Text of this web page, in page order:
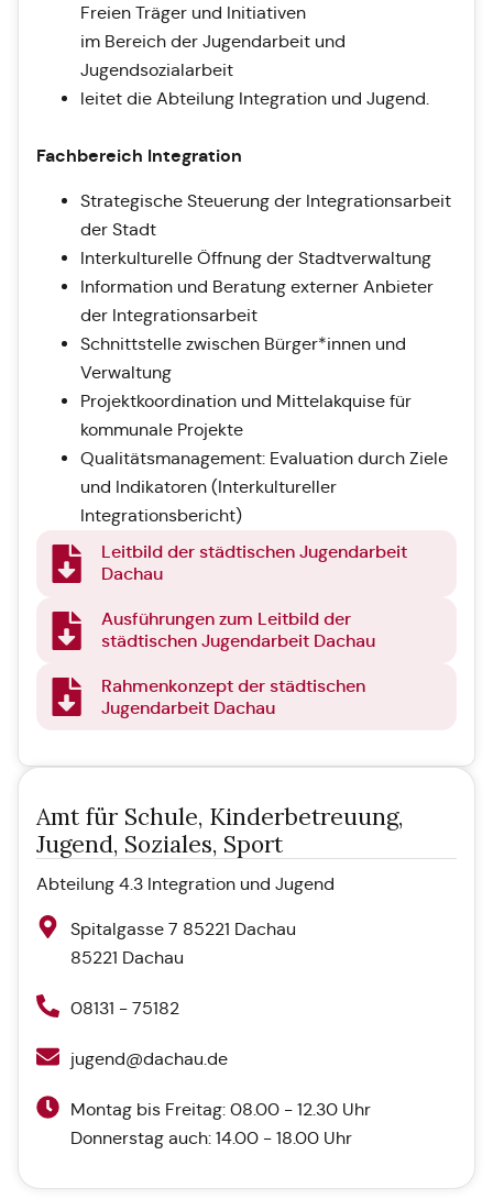
Freien Träger und Initiativen
im Bereich der Jugendarbeit und
Jugendsozialarbeit
leitet die Abteilung Integration und Jugend.
Fachbereich Integration
Strategische Steuerung der Integrationsarbeit
der Stadt
Interkulturelle Öffnung der Stadtverwaltung
Information und Beratung externer Anbieter
der Integrationsarbeit
Schnittstelle zwischen Bürger*innen und
Verwaltung
Projektkoordination und Mittelakquise für
kommunale Projekte
Qualitätsmanagement: Evaluation durch Ziele
und Indikatoren (Interkultureller
Integrationsbericht)
Leitbild der städtischen Jugendarbeit
Dachau
Ausführungen zum Leitbild der
städtischen Jugendarbeit Dachau
Rahmenkonzept der städtischen
Jugendarbeit Dachau
Amt für Schule, Kinderbetreuung,
Jugend, Soziales, Sport
Abteilung 4.3 Integration und Jugend
Spitalgasse 7 85221 Dachau
85221 Dachau
08131 - 75182
jugend@dachau.de
Montag bis Freitag: 08.00 - 12.30 Uhr
Donnerstag auch: 14.00 - 18.00 Uhr